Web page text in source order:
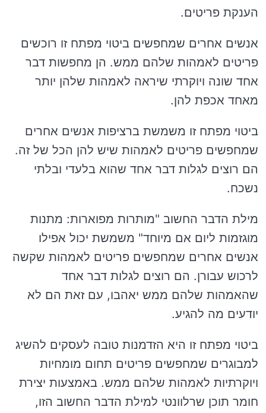
הענקת פריטים.
אנשים אחרים שמחפשים ביטוי מפתח זו רוכשים
פריטים לאמהות שלהם ממש. הן מחפשות דבר
אחד שונה ויוקרתי שיראה לאמהות שלהן יותר
מאחד אכפת להן.
ביטוי מפתח זו משמשת ברציפות אנשים אחרים
שמחפשים פריטים לאמהות שיש להן הכל של זה.
הם רוצים לגלות דבר אחד שהוא בלעדי ובלתי
נשכח.
מילת הדבר החשוב "מותרות מפוארות: מתנות
מוגזמות ליום אם מיוחד" משמשת יכול אפילו
אנשים אחרים שמחפשים פריטים לאמהות שקשה
לרכוש עבורן. הם רוצים לגלות דבר אחד
שהאמהות שלהם ממש יאהבו, עם זאת הם לא
יודעים מה להגיע.
ביטוי מפתח זו היא הזדמנות טובה לעסקים להשיג
למבוגרים שמחפשים פריטים תחום מומחיות
ויוקרתיות לאמהות שלהם ממש. באמצעות יצירת
חומר תוכן שרלוונטי למילת הדבר החשוב הזו,